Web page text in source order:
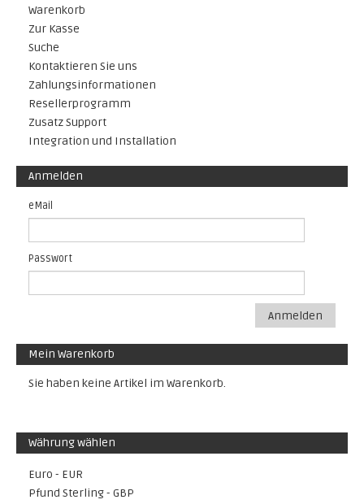
Warenkorb
Zur Kasse
Suche
Kontaktieren Sie uns
Zahlungsinformationen
Resellerprogramm
Zusatz Support
Integration und Installation
Anmelden
eMail
Passwort
Anmelden
Mein Warenkorb
Sie haben keine Artikel im Warenkorb.
Währung wählen
Euro - EUR
Pfund Sterling - GBP